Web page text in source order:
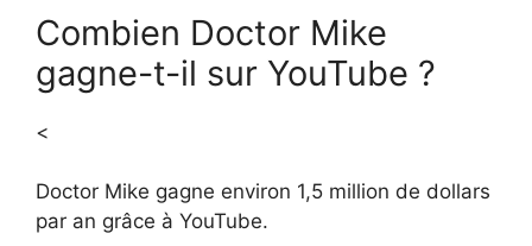
Combien Doctor Mike
gagne-t-il sur YouTube ?
<
Doctor Mike gagne environ 1,5 million de dollars
par an grâce à YouTube.